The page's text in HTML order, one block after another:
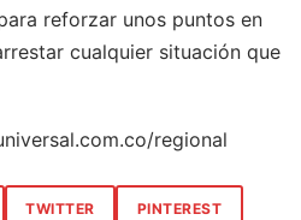
reforzar unos puntos en
cualquier situación que
regional
TWITTER PINTEREST